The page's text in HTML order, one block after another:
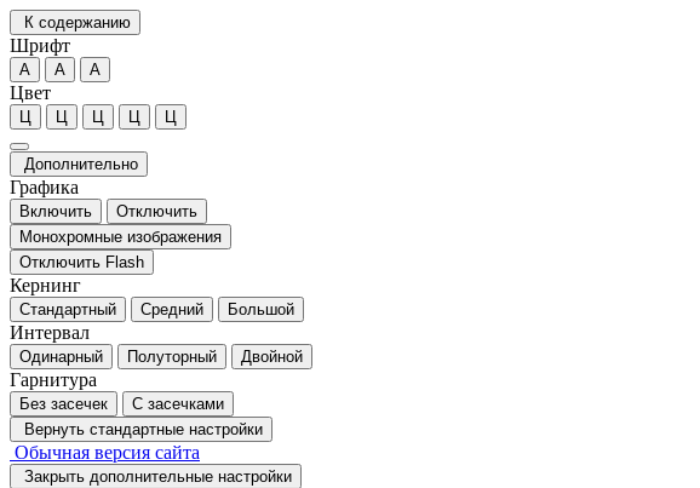
К содержанию
Шрифт
А А А
Цвет
Ц Ц Ц Ц Ц
Дополнительно
Графика
Включить
Отключить
Монохромные изображения
Отключить Flash
Кернинг
Стандартный Средний Большой
Интервал
Одинарный Полуторный Двойной
Гарнитура
Без засечек
С засечками
Вернуть стандартные настройки
Обычная версия сайта
Закрыть дополнительные настройки